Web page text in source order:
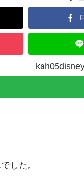
した。